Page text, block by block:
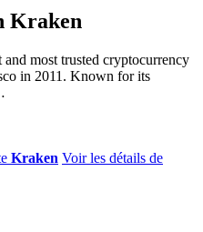
Kraken
most trusted cryptocurrency
in 2011. Known for its
Kraken Voir les détails de